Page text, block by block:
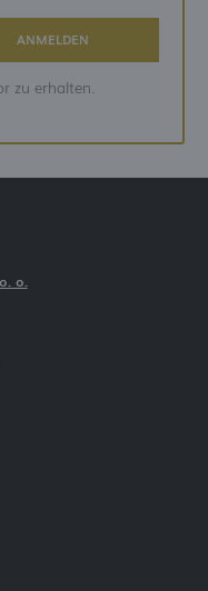
ANMELDEN
zu erhalten.
o.